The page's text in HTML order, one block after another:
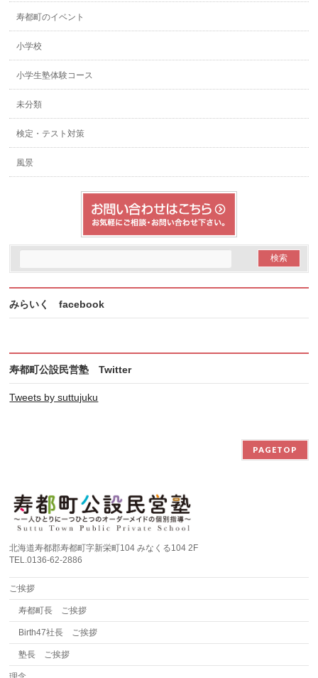
寿都町のイベント
小学校
小学生塾体験コース
未分類
検定・テスト対策
風景
みらいく facebook
寿都町公設民営塾 Twitter
Tweets by suttujuku
PAGETOP
北海道寿都郡寿都町字新栄町104 みなくる104 2F
TEL.0136-62-2886
ご挨拶
寿都町長 ご挨拶
Birth47社長 ご挨拶
塾長 ご挨拶